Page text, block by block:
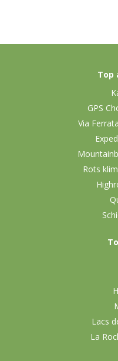
Top
GPS
Via
Rots
Lacs
La